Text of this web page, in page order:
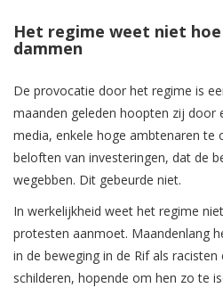
Het regime weet niet
dammen
De provocatie door het regime is
maanden geleden hoopten zij door
media, enkele hoge ambtenaren te
beloften van investeringen, dat de
wegebben. Dit gebeurde niet.
In werkelijkheid weet het regime
protesten aanmoet. Maandenlang
in de beweging in de Rif als
schilderen, hopende om hen zo te